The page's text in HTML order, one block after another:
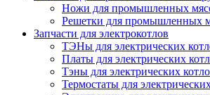
Ножи для промышленных
Решетки для промышленных
Запчасти для электрокотлов
ТЭНы для электрических
Платы для электрических
Тэны для электрических
Термостаты для